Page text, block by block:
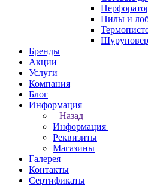
Пилы и
Бренды
Акции
Услуги
Компания
Блог
Информация
Назад
Информация
Реквизиты
Магазины
Галерея
Контакты
Сертификаты